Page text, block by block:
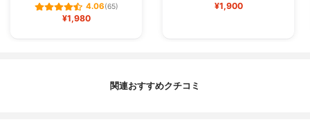
4.06(65)
¥1,980
¥1,900
関連おすすめクチコミ